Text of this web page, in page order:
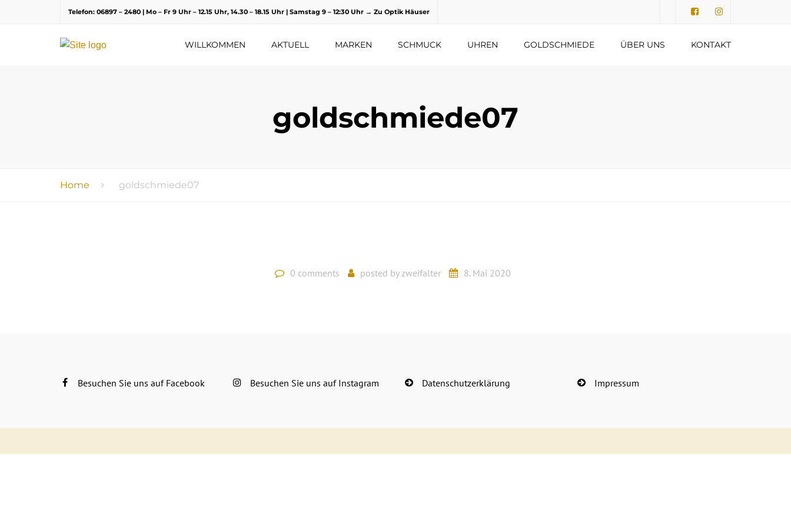
Telefon: 06897 – 2480 | Mo – Fr 9 Uhr – 12.15 Uhr, 14.30 – 18.15 Uhr | Samstag 9 – 12:30 Uhr → Zu Optik Häuser
Submit
WILLKOMMEN AKTUELL MARKEN SCHMUCK UHREN GOLDSCHMIEDE ÜBER UNS KONTAKT
goldschmiede07
Home goldschmiede07
0 comments posted by zweifalter 8. Mai 2020
Besuchen Sie uns auf Facebook Besuchen Sie uns auf Instagram Datenschutzerklärung Impressum